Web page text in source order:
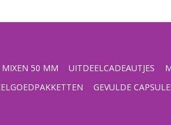
MIXEN 50 MM UITDEELCADEAUTJES
GEVULDE